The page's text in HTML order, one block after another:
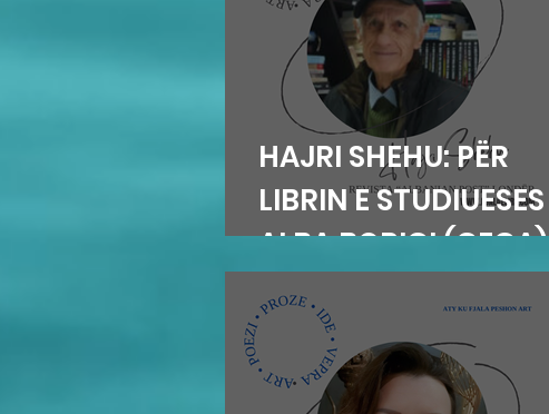
HAJRI SHEHU: PËR
LIBRIN E STUDIUESES
ALBA BORIÇI (GEGA)